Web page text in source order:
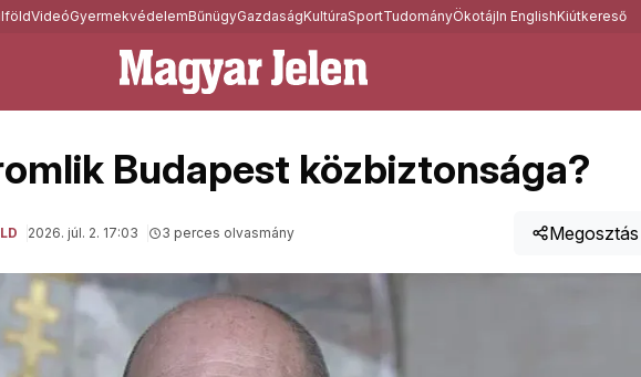
VideóGyermekvédelemBűnügyGazdaságKultúraSportTudományÖkotájIn EnglishKiútkereső
Budapest közbiztonsága?
2026. júl. 2. 17:03 3 perces olvasmány Megosztás